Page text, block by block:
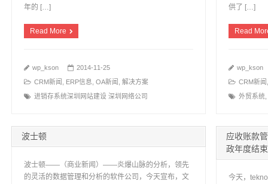
年的 […]
Read More
wp_kson
2014-11-25
CRM新闻
ERP信息 OA新闻
解决方案
进销存系统深圳网站建设 深圳网络公司
供了 […]
Read
wp_kson
CRM新闻
外贸系统
波士顿
波士顿——（商业新闻）——炎爆山脉的分析，领先
的灵活的数据管理和分析的软件公司，今天宣布，文
应收账款
政年度结
今天，